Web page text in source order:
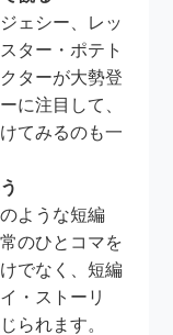
ェシー、レッ
ター・ポテト
ターが大勢登
に注目して、
てみるのも一
ような短編
のひとコマを
でなく、短編
・ストーリ
られます。